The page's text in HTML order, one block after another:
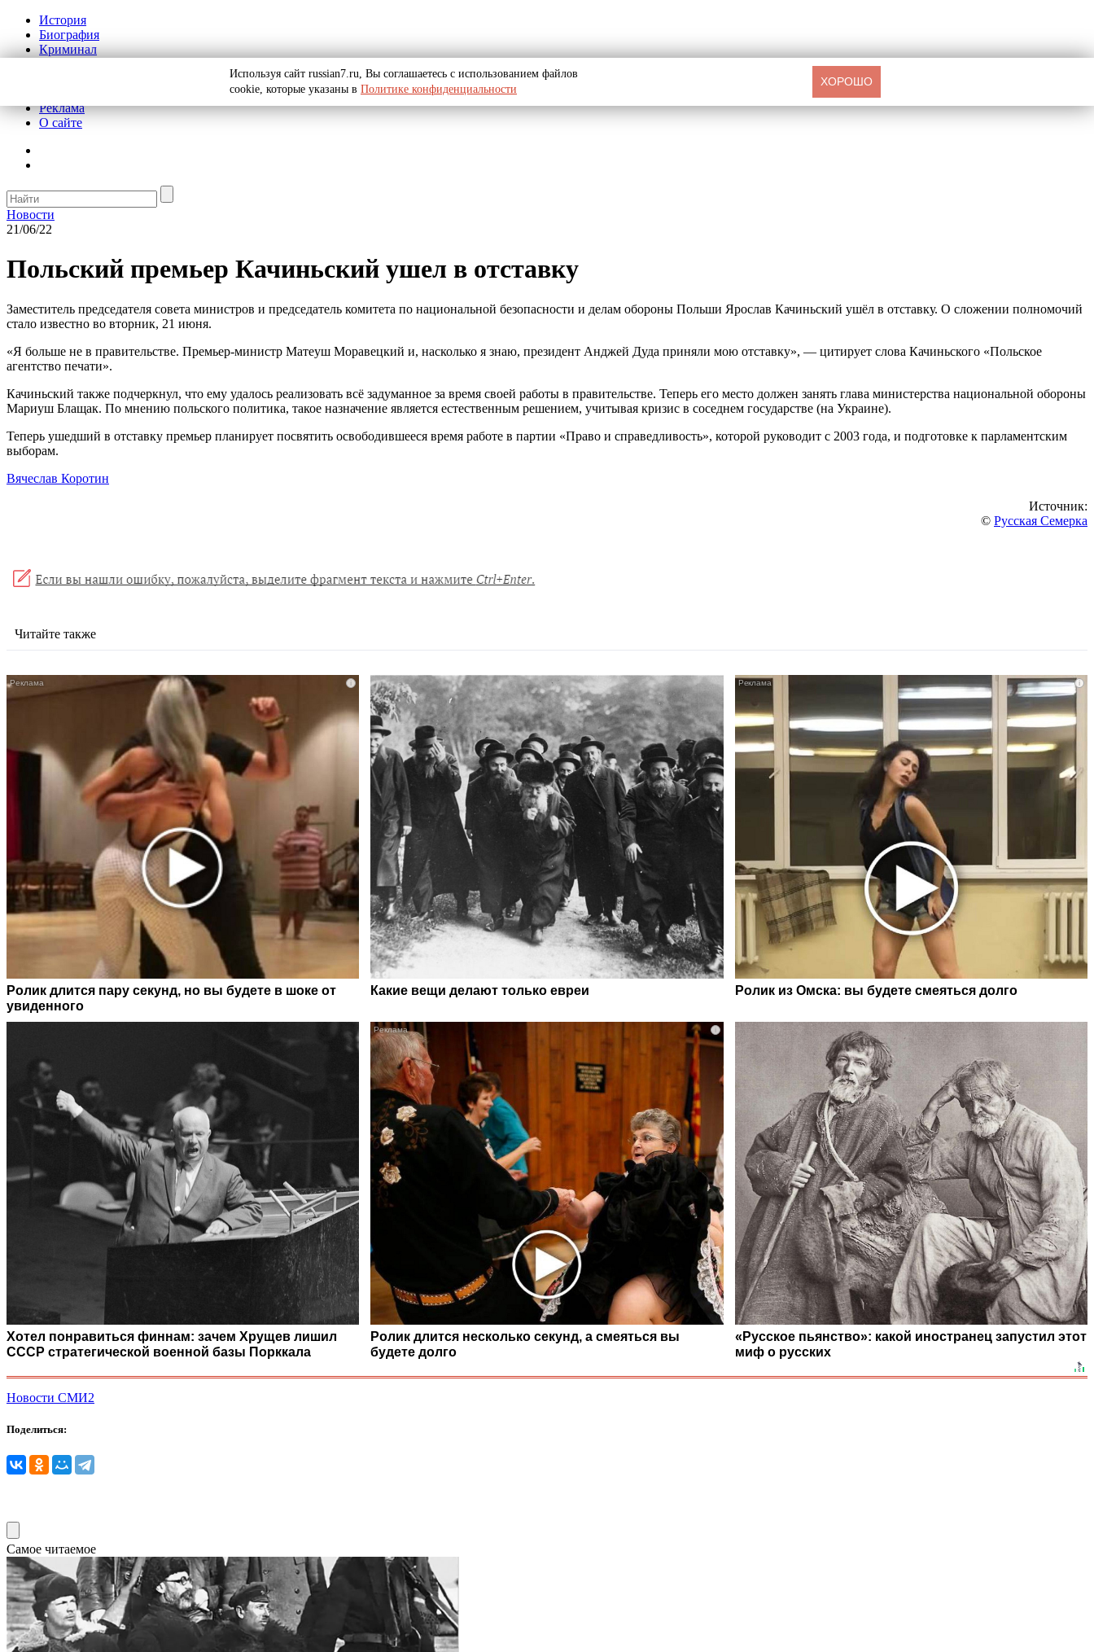
История
Биография
Криминал
Реклама
О сайте
Новости
21/06/22
Польский премьер Качиньский ушел в отставку
Заместитель председателя совета министров и председатель комитета по национальной безопасности и делам обороны Польши Ярослав Качиньский ушёл в отставку. О сложении полномочий
стало известно во вторник, 21 июня.
«Я больше не в правительстве. Премьер-министр Матеуш Моравецкий и, насколько я знаю, президент Анджей Дуда приняли мою отставку», — цитирует слова Качиньского «Польское
агентство печати».
Качиньский также подчеркнул, что ему удалось реализовать всё задуманное за время своей работы в правительстве. Теперь его место должен занять глава министерства национальной обороны
Мариуш Блащак. По мнению польского политика, такое назначение является естественным решением, учитывая кризис в соседнем государстве (на Украине).
Теперь ушедший в отставку премьер планирует посвятить освободившееся время работе в партии «Право и справедливость», которой руководит с 2003 года, и подготовке к парламентским
выборам.
Вячеслав Коротин
Источник:
© Русская Семерка
Читайте также
i
Ролик длится пару секунд, но вы будете в шоке от
увиденного
Какие вещи делают только евреи
i
Ролик из Омска: вы будете смеяться долго
Хотел понравиться финнам: зачем Хрущев лишил
СССР стратегической военной базы Порккала
i
Ролик длится несколько секунд, а смеяться вы
будете долго
«Русское пьянство»: какой иностранец запустил этот
миф о русских
Новости СМИ2
Поделиться:
Самое читаемое
Используя сайт russian7.ru, Вы соглашаетесь с использованием файлов
cookie, которые указаны в Политике конфиденциальности
ХОРОШО